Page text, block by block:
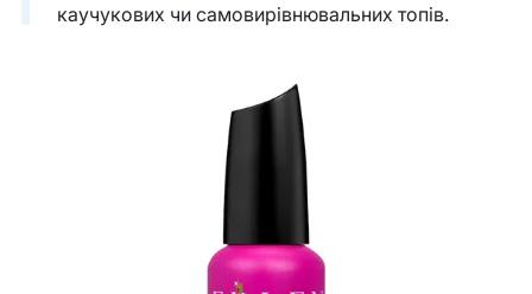
каучукових чи самовирівнювальних топів.